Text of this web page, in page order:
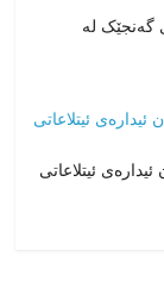
لە
ئیتلاعاتی